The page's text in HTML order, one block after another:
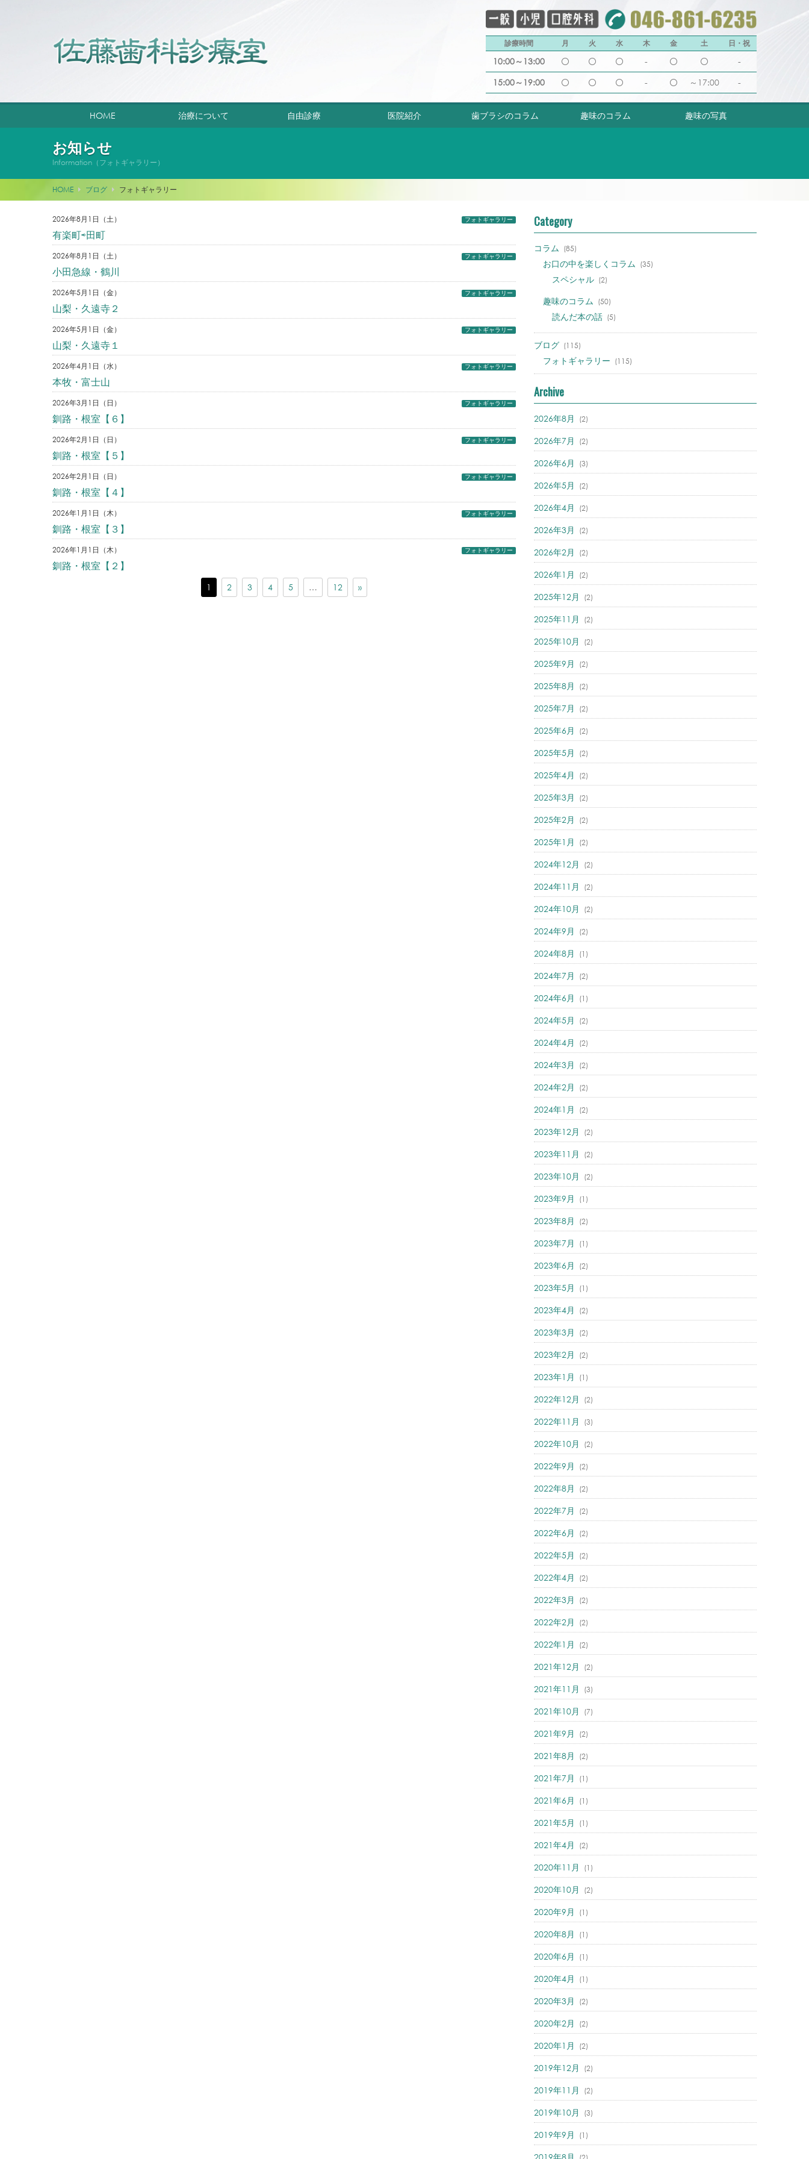
診療時間 月 火 水 木 金 土 日・祝
10:00～13:00 -
-
15:00～19:00
- ～17:00 -
HOME 治療について 自由診療 医院紹介 歯ブラシのコラム 趣味のコラム 趣味の写真
お知らせ
Information（フォトギャラリー）
HOME ブログ フォトギャラリー
2026年8月1日（土） フォトギャラリー
有楽町⇨田町
2026年8月1日（土） フォトギャラリー
小田急線・鶴川
2026年5月1日（金） フォトギャラリー
山梨・久遠寺２
2026年5月1日（金） フォトギャラリー
山梨・久遠寺１
2026年4月1日（水） フォトギャラリー
本牧・富士山
2026年3月1日（日） フォトギャラリー
釧路・根室【６】
2026年2月1日（日） フォトギャラリー
釧路・根室【５】
2026年2月1日（日） フォトギャラリー
釧路・根室【４】
2026年1月1日（木） フォトギャラリー
釧路・根室【３】
2026年1月1日（木） フォトギャラリー
釧路・根室【２】
1 2 3 4 5 … 12 »
Category
コラム (85)
お口の中を楽しくコラム (35)
スペシャル (2)
趣味のコラム (50)
読んだ本の話 (5)
ブログ (115)
フォトギャラリー (115)
Archive
2026年8月 (2)
2026年7月 (2)
2026年6月 (3)
2026年5月 (2)
2026年4月 (2)
2026年3月 (2)
2026年2月 (2)
2026年1月 (2)
2025年12月 (2)
2025年11月 (2)
2025年10月 (2)
2025年9月 (2)
2025年8月 (2)
2025年7月 (2)
2025年6月 (2)
2025年5月 (2)
2025年4月 (2)
2025年3月 (2)
2025年2月 (2)
2025年1月 (2)
2024年12月 (2)
2024年11月 (2)
2024年10月 (2)
2024年9月 (2)
2024年8月 (1)
2024年7月 (2)
2024年6月 (1)
2024年5月 (2)
2024年4月 (2)
2024年3月 (2)
2024年2月 (2)
2024年1月 (2)
2023年12月 (2)
2023年11月 (2)
2023年10月 (2)
2023年9月 (1)
2023年8月 (2)
2023年7月 (1)
2023年6月 (2)
2023年5月 (1)
2023年4月 (2)
2023年3月 (2)
2023年2月 (2)
2023年1月 (1)
2022年12月 (2)
2022年11月 (3)
2022年10月 (2)
2022年9月 (2)
2022年8月 (2)
2022年7月 (2)
2022年6月 (2)
2022年5月 (2)
2022年4月 (2)
2022年3月 (2)
2022年2月 (2)
2022年1月 (2)
2021年12月 (2)
2021年11月 (3)
2021年10月 (7)
2021年9月 (2)
2021年8月 (2)
2021年7月 (1)
2021年6月 (1)
2021年5月 (1)
2021年4月 (2)
2020年11月 (1)
2020年10月 (2)
2020年9月 (1)
2020年8月 (1)
2020年6月 (1)
2020年4月 (1)
2020年3月 (2)
2020年2月 (2)
2020年1月 (2)
2019年12月 (2)
2019年11月 (2)
2019年10月 (3)
2019年9月 (1)